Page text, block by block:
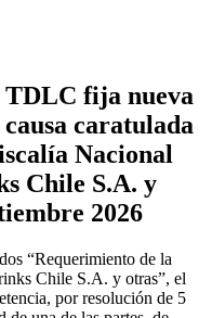
TDLC fija nueva
caratulada
Nacional
Chile S.A. y
2026
“Requerimiento de la
Chile S.A. y otras”, el
por resolución de 5